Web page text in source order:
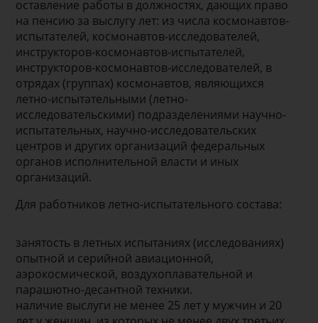
оставление работы в должностях, дающих право
на пенсию за выслугу лет: из числа космонавтов-
испытателей, космонавтов-исследователей,
инструкторов-космонавтов-испытателей,
инструкторов-космонавтов-исследователей, в
отрядах (группах) космонавтов, являющихся
летно-испытательными (летно-
исследовательскими) подразделениями научно-
испытательных, научно-исследовательских
центров и других организаций федеральных
органов исполнительной власти и иных
организаций.
Для работников летно-испытательного состава:
занятость в летных испытаниях (исследованиях)
опытной и серийной авиационной,
аэрокосмической, воздухоплавательной и
парашютно-десантной техники.
наличие выслуги не менее 25 лет у мужчин и 20